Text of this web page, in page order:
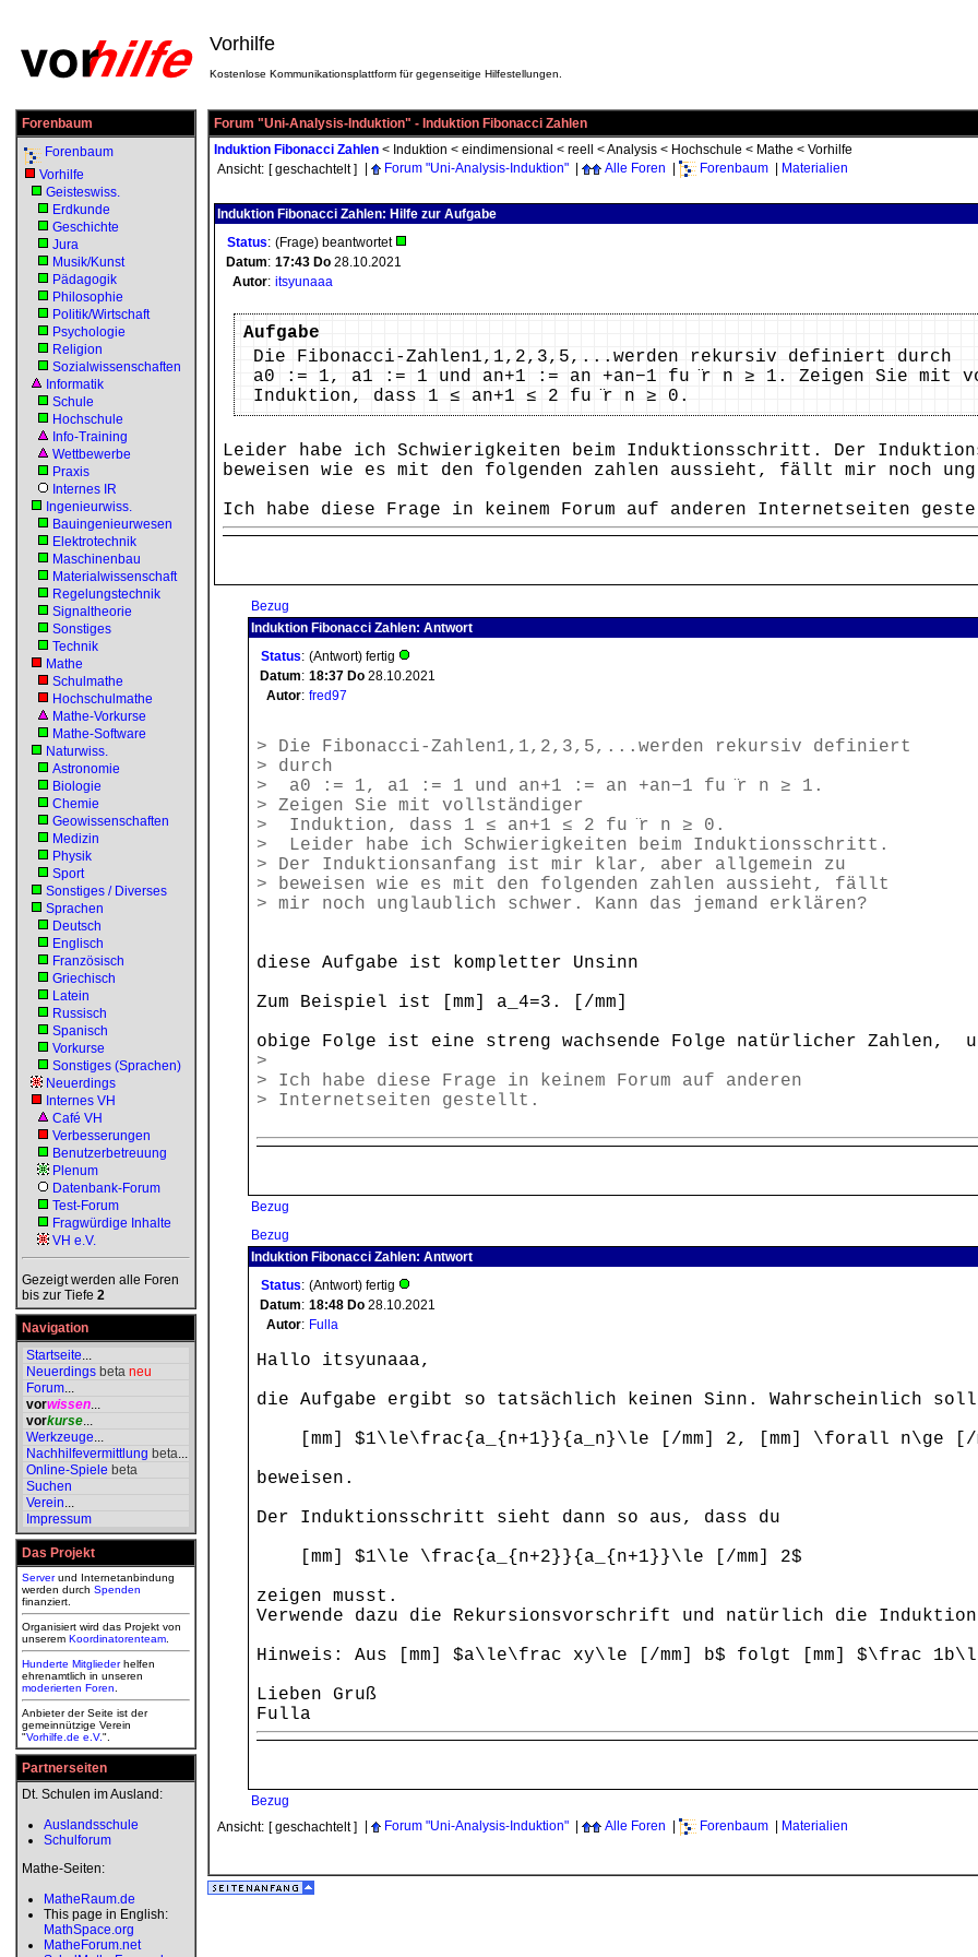
Vorhilfe
Kostenlose Kommunikationsplattform für gegenseitige Hilfestellungen.
Forenbaum
Forenbaum
Vorhilfe
Geisteswiss.
Erdkunde
Geschichte
Jura
Musik/Kunst
Pädagogik
Philosophie
Politik/Wirtschaft
Psychologie
Religion
Sozialwissenschaften
Informatik
Schule
Hochschule
Info-Training
Wettbewerbe
Praxis
Internes IR
Ingenieurwiss.
Bauingenieurwesen
Elektrotechnik
Maschinenbau
Materialwissenschaft
Regelungstechnik
Signaltheorie
Sonstiges
Technik
Mathe
Schulmathe
Hochschulmathe
Mathe-Vorkurse
Mathe-Software
Naturwiss.
Astronomie
Biologie
Chemie
Geowissenschaften
Medizin
Physik
Sport
Sonstiges / Diverses
Sprachen
Deutsch
Englisch
Französisch
Griechisch
Latein
Russisch
Spanisch
Vorkurse
Sonstiges (Sprachen)
Neuerdings
Internes VH
Café VH
Verbesserungen
Benutzerbetreuung
Plenum
Datenbank-Forum
Test-Forum
Fragwürdige Inhalte
VH e.V.
Gezeigt werden alle Foren
bis zur Tiefe 2
Navigation
Startseite...
Neuerdings beta neu
Forum...
vorwissen...
vorkurse...
Werkzeuge...
Nachhilfevermittlung beta...
Online-Spiele beta
Suchen
Verein...
Impressum
Das Projekt
Serverund Internetanbindung
werden durch Spenden
finanziert.
Organisiert wird das Projekt von
unserem Koordinatorenteam
Hunderte Mitgliederhelfen
ehrenamtlich in unseren
moderierten Foren
Anbieter der Seite ist der
gemeinnützige Verein
"Vorhilfe.de e.V.".
Partnerseiten
Dt. Schulen im Ausland:
Auslandsschule
Schulforum
Mathe-Seiten:
MatheRaum.de
This page in English:
MathSpace.org
MatheForum.net
Forum "Uni-Analysis-Induktion" - Induktion Fibonacci Zahlen
Induktion Fibonacci Zahlen < Induktion < eindimensional < reell <Analysis < Hochschule < Mathe < Vorhilfe
Ansicht: [ geschachtelt ] Forum "Uni-Analysis-Induktion" Alle Foren Forenbaum Materialien
Induktion Fibonacci Zahlen: Hilfe zur Aufgabe
Status: (Frage) beantwortet
Datum: 17:43 Do 28.10.2021
Autor: itsyunaaa
Aufgabe
Die Fibonacci-Zahlen1,1,2,3,5,...werden rekursiv definiert durch
a0 := 1, a1 := 1 und an+1 := an +an−1 fu ̈r n ≥ 1. Zeigen Sie mit
Induktion, dass 1 ≤ an+1 ≤ 2 fu ̈r n ≥ 0.
Leider habe ich Schwierigkeiten beim Induktionsschritt. Der
beweisen wie es mit den folgenden zahlen aussieht, fällt mir noch
Ich habe diese Frage in keinem Forum auf anderen Internetseiten
Bezug
Induktion Fibonacci Zahlen: Antwort
Status: (Antwort) fertig
Datum: 18:37 Do 28.10.2021
Autor: fred97
> Die Fibonacci-Zahlen1,1,2,3,5,...werden rekursiv definiert
> durch
> a0 := 1, a1 := 1 und an+1 := an +an−1 fu ̈r n ≥ 1.
> Zeigen Sie mit vollständiger
> Induktion, dass 1 ≤ an+1 ≤ 2 fu ̈r n ≥ 0.
> Leider habe ich Schwierigkeiten beim Induktionsschritt.
> Der Induktionsanfang ist mir klar, aber allgemein zu
> beweisen wie es mit den folgenden zahlen aussieht, fällt
> mir noch unglaublich schwer. Kann das jemand erklären?
diese Aufgabe ist kompletter Unsinn
Zum Beispiel ist [mm] a_4=3. [/mm]
obige Folge ist eine streng wachsende Folge natürlicher Zahlen,
>
> Ich habe diese Frage in keinem Forum auf anderen
> Internetseiten gestellt.
Bezug
Bezug
Induktion Fibonacci Zahlen: Antwort
Status: (Antwort) fertig
Datum: 18:48 Do 28.10.2021
Autor: Fulla
Hallo itsyunaaa,
die Aufgabe ergibt so tatsächlich keinen Sinn. Wahrscheinlich
[mm] $1\le\frac{a_{n+1}}{a_n}\le [/mm] 2, [mm] \forall n\ge [/
beweisen.
Der Induktionsschritt sieht dann so aus, dass du
[mm] $1\le \frac{a_{n+2}}{a_{n+1}}\le [/mm] 2$
zeigen musst.
Verwende dazu die Rekursionsvorschrift und natürlich die
Hinweis: Aus [mm] $a\le\frac xy\le [/mm] b$ folgt [mm] $\frac
Lieben Gruß
Fulla
Bezug
Ansicht: [ geschachtelt ] Forum "Uni-Analysis-Induktion" Alle Foren Forenbaum Materialien